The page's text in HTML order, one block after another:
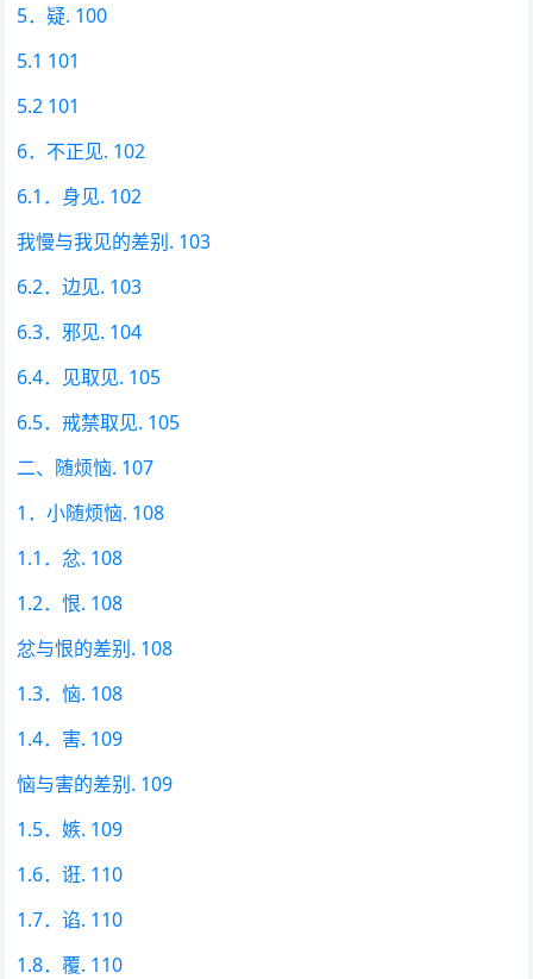
5．疑. 100
5.1 101
5.2 101
6．不正见. 102
6.1．身见. 102
我慢与我见的差别. 103
6.2．边见. 103
6.3．邪见. 104
6.4．见取见. 105
6.5．戒禁取见. 105
二、随烦恼. 107
1．小随烦恼. 108
1.1．忿. 108
1.2．恨. 108
忿与恨的差别. 108
1.3．恼. 108
1.4．害. 109
恼与害的差别. 109
1.5．嫉. 109
1.6．诳. 110
1.7．谄. 110
1.8．覆. 110